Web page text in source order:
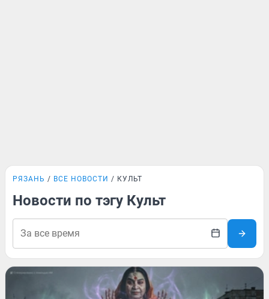
РЯЗАНЬ ВСЕ НОВОСТИ КУЛЬТ
Новости по тэгу Культ